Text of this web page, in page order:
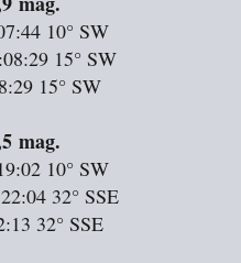
10° SW
15° SW
15° SW
mag.
10° SW
32° SSE
32° SSE